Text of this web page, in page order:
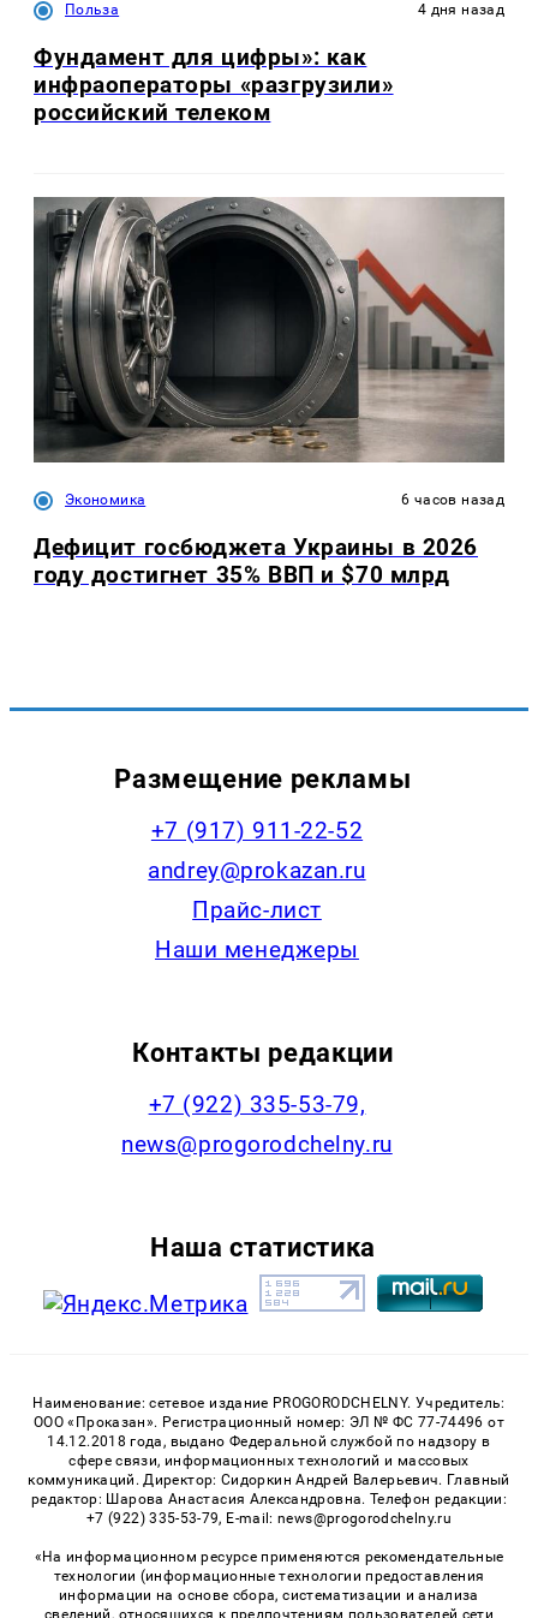
Польза 4 дня назад
Фундамент для цифры»: как
инфраоператоры «разгрузили»
российский телеком
Экономика 6 часов назад
Дефицит госбюджета Украины в 2026
году достигнет 35% ВВП и $70 млрд
Размещение рекламы
+7 (917) 911-22-52
andrey@prokazan.ru
Прайс-лист
Наши менеджеры
Контакты редакции
+7 (922) 335-53-79,
news@progorodchelny.ru
Наша статистика
Наименование: сетевое издание PROGORODCHELNY. Учредитель:
ООО «Проказан». Регистрационный номер: ЭЛ № ФС 77-74496 от
14.12.2018 года, выдано Федеральной службой по надзору в
сфере связи, информационных технологий и массовых
коммуникаций. Директор: Сидоркин Андрей Валерьевич. Главный
редактор: Шарова Анастасия Александровна. Телефон редакции:
+7 (922) 335-53-79, E-mail: news@progorodchelny.ru
«На информационном ресурсе применяются рекомендательные
технологии (информационные технологии предоставления
информации на основе сбора, систематизации и анализа
сведений, относящихся к предпочтениям пользователей сети